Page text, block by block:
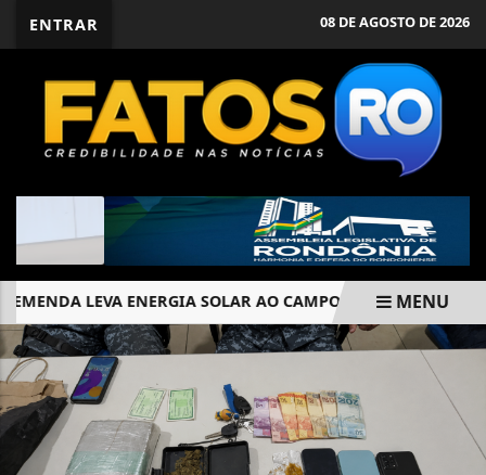
ENTRAR 08 DE AGOSTO DE 2026
LEVA ENERGIA SOLAR AO CAMPO E REDUZ CUSTOS
EM ALTA
MENU